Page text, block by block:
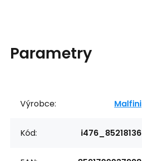
Parametry
Výrobce: Malfini
Kód: i476_85218136